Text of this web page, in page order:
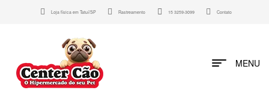
Loja física em Tatuí/SP Rastreamento 15 3259-3099 Contato
MENU